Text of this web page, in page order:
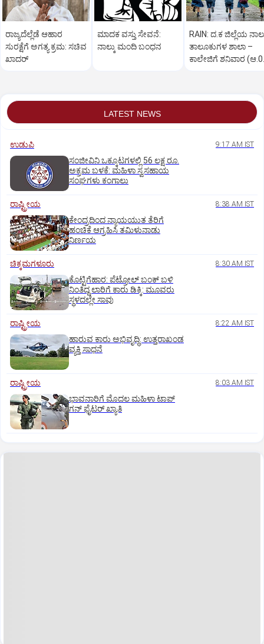
ರಾಜ್ಯದೆಲ್ಲೆಡೆ ಆಹಾರ
ಸುರಕ್ಷೆಗೆ ಅಗತ್ಯ ಕ್ರಮ: ಸಚಿವ
ಖಾದರ್
ಮಾದಕ ವಸ್ತು ಸೇವನೆ:
ನಾಲ್ಕು ಮಂದಿ ಬಂಧನ
RAIN: ದ.ಕ ಜಿಲ್ಲೆಯ
ತಾಲೂಕುಗಳ ಶಾಲಾ –
ಕಾಲೇಜಿಗೆ ಶನಿವಾರ
LATEST NEWS
ಉಡುಪಿ 9:17 AM IST
ಸಂಜೀವಿನಿ ಒಕ್ಕೂಟಗಳಲ್ಲಿ 56 ಲಕ್ಷ ರೂ.
ಅಕ್ರಮ ಬಳಕೆ: ಮಹಿಳಾ ಸ್ವಸಹಾಯ
ಸಂಘಗಳು ಕಂಗಾಲು
ರಾಷ್ಟ್ರೀಯ 8:38 AM IST
ಕೇಂದ್ರದಿಂದ ನ್ಯಾಯಯುತ ತೆರಿಗೆ
ಹಂಚಿಕೆ ಆಗ್ರಹಿಸಿ ತಮಿಳುನಾಡು
ನಿರ್ಣಯ
ಚಿಕ್ಕಮಗಳೂರು 8:30 AM IST
ಕೊಟ್ಟಿಗೆಹಾರ: ಪೆಟ್ರೋಲ್ ಬಂಕ್ ಬಳಿ
ನಿಂತಿದ್ದ ಲಾರಿಗೆ ಕಾರು ಡಿಕ್ಕಿ: ಮೂವರು
ಸ್ಥಳದಲ್ಲೇ ಸಾವು
ರಾಷ್ಟ್ರೀಯ 8:22 AM IST
ಹಾರುವ ಕಾರು ಅಭಿವೃದ್ಧಿ: ಉತ್ತರಾಖಂಡ
ವ್ಯಕ್ತಿ ಸಾಧನೆ
ರಾಷ್ಟ್ರೀಯ 8:03 AM IST
ಭಾವನಾರಿಗೆ ಮೊದಲ ಮಹಿಳಾ ಟಾಪ್‌
ಗನ್‌ ಫೈಟರ್‌ ಖ್ಯಾತಿ